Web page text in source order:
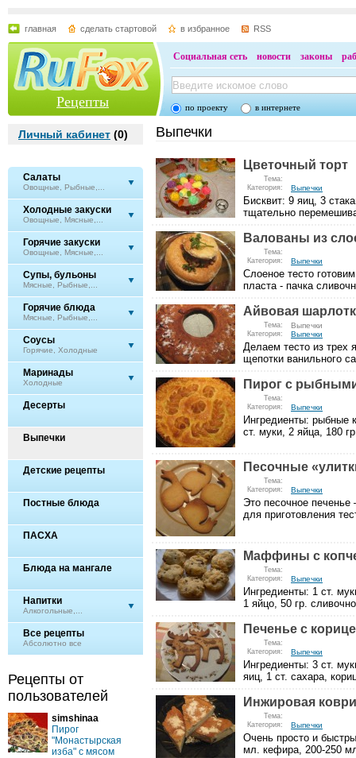
главная сделать стартовой в избранное RSS
Рецепты
Социальная сеть новости законы
по проекту в интернете
Личный кабинет (0)
Салаты
Овощные, Рыбные,...
Холодные закуски
Овощные, Мясные,...
Горячие закуски
Овощные, Мясные,...
Супы, бульоны
Мясные, Рыбные,...
Горячие блюда
Мясные, Рыбные,...
Соусы
Горячие, Холодные
Маринады
Холодные
Десерты
Выпечки
Детские рецепты
Постные блюда
ПАСХА
Блюда на мангале
Напитки
Алкогольные,...
Все рецепты
Абсолютно все
Рецепты от
пользователей
simshinaa
Пирог
"Монастырская
изба" с мясом
Выпечки
Цветочный торт
Тема:
Категория:
Выпечки
Бисквит: 9 яиц, 3
тщательно
Валованы из
Тема:
Категория:
Выпечки
Слоеное тесто
пласта - пачка
Айвовая
Тема: Выпечки
Категория: Выпечки
Делаем тесто из трех
щепотки ванильного
Пирог с
Тема:
Категория:
Выпечки
Ингредиенты: рыбные
ст. муки, 2 яйца, 180
Песочные
Тема:
Категория:
Выпечки
Это песочное
для приготовления
Маффины с
Тема:
Категория:
Выпечки
Ингредиенты: 1 ст.
1 яйцо, 50 гр.
Печенье с
Тема:
Категория:
Выпечки
Ингредиенты: 3 ст.
яиц, 1 ст. сахара,
Инжировая
Тема:
Категория:
Выпечки
Очень просто и
мл. кефира, 200-250